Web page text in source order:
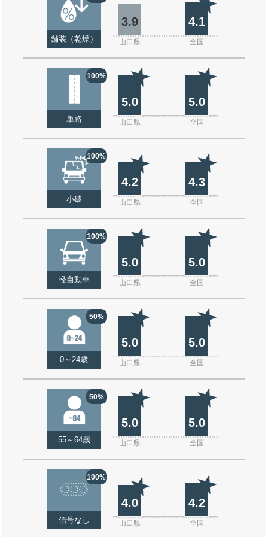
舗装（乾燥）
3.9 4.1
山口県 全国
100%
単路
5.0 5.0
山口県 全国
100%
小破
4.2 4.3
山口県 全国
100%
軽自動車
5.0 5.0
山口県 全国
50%
0～24歳
5.0 5.0
山口県 全国
50%
55～64歳
5.0 5.0
山口県 全国
100%
信号なし
4.0 4.2
山口県 全国